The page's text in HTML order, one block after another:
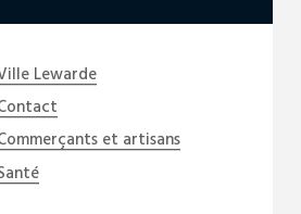
Lewarde
et artisans